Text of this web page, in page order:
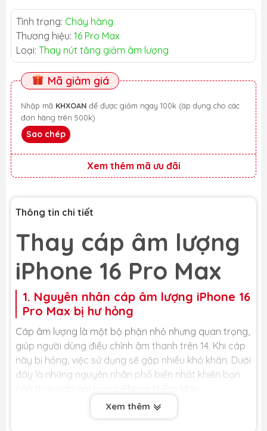
Tình trạng: Cháy hàng
Thương hiệu: 16 Pro Max
Loại: Thay nút tăng giảm âm lượng
Mã giảm giá
Nhập mã KHXOAN
đơn hàng trên 500k)
Sao chép
Xem thêm mã ưu đãi
Thông tin chi tiết
Thay cáp âm lượng
iPhone 16 Pro Max
1. Nguyên nhân cáp âm lượng iPhone 16
Pro Max bị hư hỏng
Cáp âm lượng là một bộ phận nhỏ nhưng quan trọng,
giúp người dùng điều chỉnh âm thanh trên 14. Khi cáp
này bị hỏng, việc sử dụng sẽ gặp nhiều khó khăn. Dưới
đây là những nguyên nhân phổ biến nhất khiến bạn
- iPhone bị va đập, rơi rớt: Đây là nguyên nhân hàng
Xem thêm